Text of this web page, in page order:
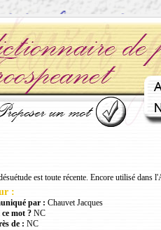
est toute récente. Encore utilisé dans
:
par : Chauvet Jacques
mot ?NC
de : NC